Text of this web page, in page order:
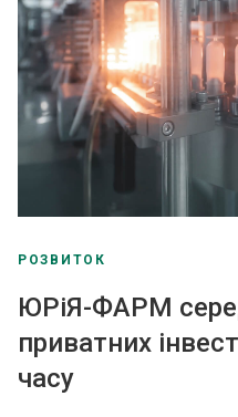
РОЗВИТОК
ЮРіЯ-ФАРМ
приватних
часу